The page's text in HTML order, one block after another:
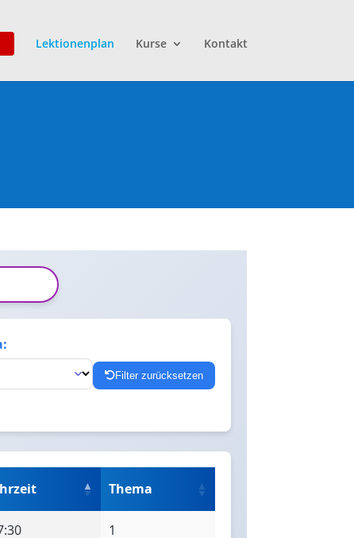
Lektionenplan Kurse Kontakt